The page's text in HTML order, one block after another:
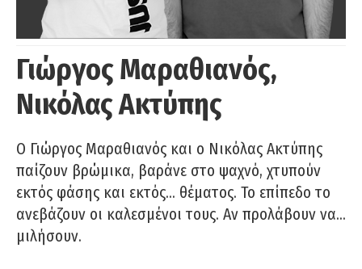
Γιώργος Μαραθιανός,
Νικόλας Ακτύπης
Ο Γιώργος Μαραθιανός και ο Νικόλας Ακτύπης
παίζουν βρώμικα, βαράνε στο ψαχνό, χτυπούν
εκτός φάσης και εκτός… θέματος. Το επίπεδο το
ανεβάζουν οι καλεσμένοι τους. Αν προλάβουν να…
μιλήσουν.